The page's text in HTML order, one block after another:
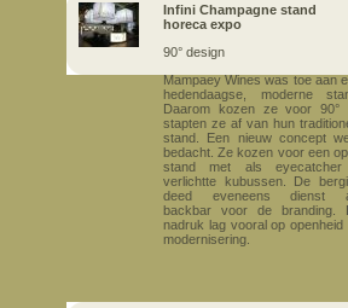
Infini Champagne stand
horeca expo
90° design
Mampaey Wines was toe aan
hedendaagse, moderne
Daarom kozen ze voor 90°
stapten ze af van hun
stand. Een nieuw concept
bedacht. Ze kozen voor een
stand met als
verlichtte kubussen. De
deed eveneens dienst
backbar voor de branding.
nadruk lag vooral op openheid
modernisering.